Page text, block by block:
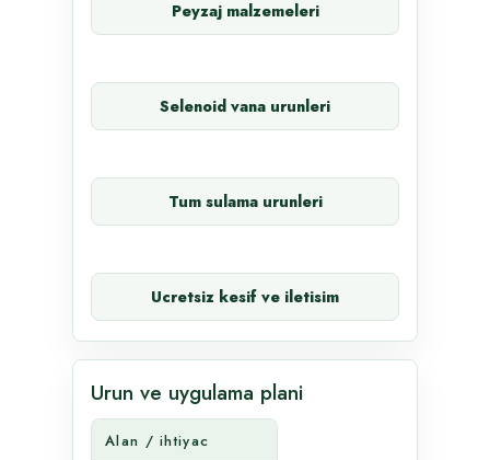
Peyzaj malzemeleri
Selenoid vana urunleri
Tum sulama urunleri
Ucretsiz kesif ve iletisim
Urun ve uygulama plani
Alan / ihtiyac